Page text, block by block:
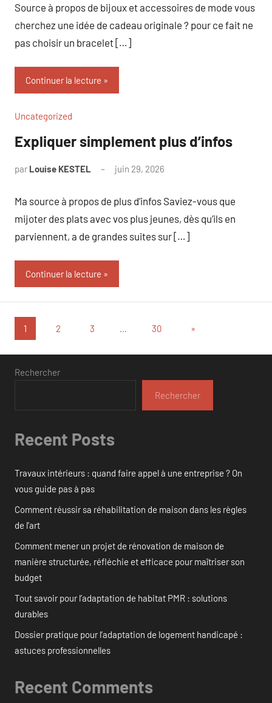
Source à propos de bijoux et accessoires de mode vous
cherchez une idée de cadeau originale ? pour ce fait ne
pas choisir un bracelet […]
Continuer la lecture
Uncategorized
Expliquer simplement plus d’infos
par Louise KESTEL juin 29, 2026
Ma source à propos de plus d’infos Saviez-vous que
mijoter des plats avec vos plus jeunes, dès qu’ils en
parviennent, a de grandes suites sur […]
Continuer la lecture
Pagination
des
publications
1 2 3 … 30
Articles
»
Rechercher
Rechercher
Recent Posts
Travaux intérieurs : quand faire appel à une entreprise ? On
vous guide pas à pas
Comment réussir sa réhabilitation de maison dans les règles
de l’art
Comment mener un projet de rénovation de maison de
manière structurée, réfléchie et efficace pour maîtriser son
budget
Tout savoir pour l’adaptation de habitat PMR : solutions
durables
Dossier pratique pour l’adaptation de logement handicapé :
astuces professionnelles
Recent Comments